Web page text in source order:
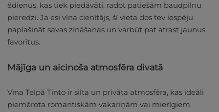
ēdienus, kas tiek piedāvāti, radot patiešām baudpilnu
pieredzi. Ja esi vīna cienītājs, šī vieta dos tev iespēju
paplašināt savas zināšanas un varbūt pat atrast jaunus
favorītus.
Mājīga un aicinoša atmosfēra divatā
Vīna Telpā Tinto ir silta un privāta atmosfēra, kas ideāli
piemērota romantiskām vakariņām vai mierīgiem